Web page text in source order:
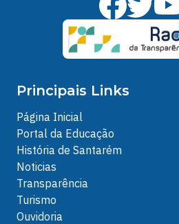
Principais Links
Página Inicial
Portal da Educação
História de Santarém
Noticias
Transparência
Turismo
Ouvidoria